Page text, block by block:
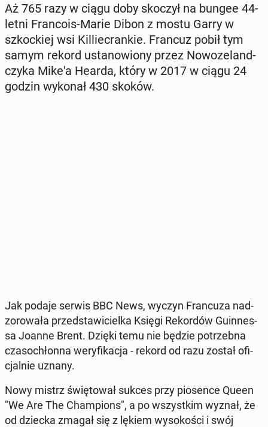
Aż 765 razy w ciągu doby skoczył na bungee 44-
letni Fran­co­is-Marie Dibon z mostu Garry w
szkoc­kiej wsi Kil­lie­cran­kie. Francuz pobił tym
samym rekord usta­no­wio­ny przez No­wo­ze­land­
czy­ka Mike'a Hearda, który w 2017 w ciągu 24
godzin wykonał 430 skoków.
Jak podaje serwis BBC News, wyczyn Fran­cu­za nad­
zo­ro­wa­ła przed­sta­wi­ciel­ka Księgi Re­kor­dów Gu­in­nes­
sa Joanne Brent. Dzięki temu nie będzie po­trzeb­na
cza­so­chłon­na we­ry­fi­ka­cja - rekord od razu został ofi­
cjal­nie uznany.
Nowy mistrz świę­to­wał sukces przy pio­sen­ce Queen
"We Are The Cham­pions", a po wszyst­kim wyznał, że
od dziecka zmagał się z lękiem wy­so­ko­ści i swój